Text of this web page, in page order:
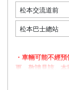
松本交流道前
松本巴士總站
・車輛可能不經
更，敬請見諒。